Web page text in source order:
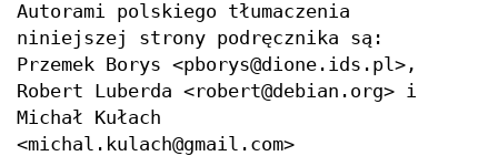
Autorami polskiego tłumaczenia
niniejszej strony podręcznika są:
Przemek Borys <pborys@dione.ids.pl>,
Robert Luberda <robert@debian.org> i
Michał Kułach
<michal.kulach@gmail.com>